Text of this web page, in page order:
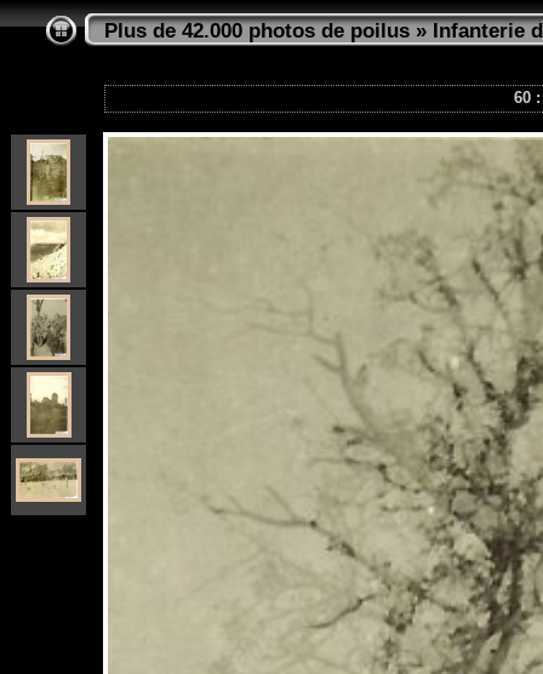
Plus de 42.000 photos de poilus»Infanterie
60 :